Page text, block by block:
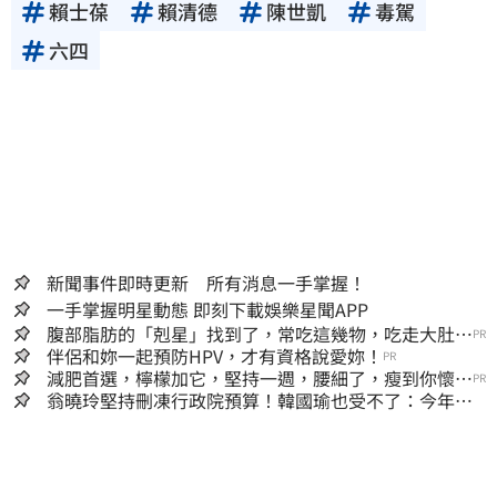
賴士葆 賴清德 陳世凱
毒駕
六四
新聞事件即時更新 所有消息一手掌握！
一手掌握明星動態 即刻下載娛樂星聞APP
腹部脂肪的「剋星」找到了，常吃這幾物，吃走大肚
囊，瘦出小蠻腰
PR
伴侶和妳一起預防HPV，才有資格說愛妳！ PR
減肥首選，檸檬加它，堅持一週，腰細了，瘦到你懷疑
人生
PR
翁曉玲堅持刪凍行政院預算！韓國瑜也受不了：今年剩4